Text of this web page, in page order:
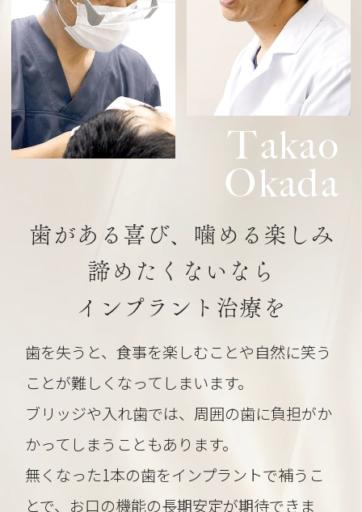
Takao
Okada
歯がある喜び、噛める楽しみ
諦めたくないなら
インプラント治療を
歯を失うと、食事を楽しむことや自然に笑う
ことが難しくなってしまいます。
ブリッジや入れ歯では、周囲の歯に負担がか
かってしまうこともあります。
無くなった1本の歯をインプラントで補うこ
とで、お口の機能の長期安定が期待できま